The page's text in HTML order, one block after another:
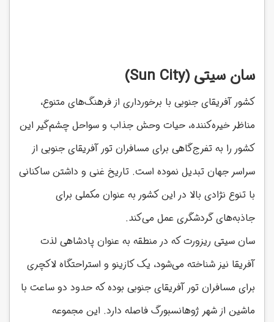
سان سیتی (Sun City)
کشور آفریقای جنوبی با برخورداری از فرهنگ‌های متنوع،
مناظر خیره‌کننده، حیات وحش جذاب و سواحل چشم‌گیر این
کشور را به تفرج‌گاهی برای مسافران تور آفریقای جنوبی از
سراسر جهان تبدیل نموده است. تاریخ غنی و داشتن ساکنانی
با تنوع نژادی بالا در این کشور به عنوان مکملی برای
جاذبه‌های گردشگری عمل می‌کند.
سان سیتی ریزورت که در منطقه به عنوان پادشاهی لذت
آفریقا نیز شناخته می‌شود، یک کازینو و استراحتگاه لاکچری
برای مسافران تور آفریقای جنوبی بوده که حدود دو ساعت با
ماشین از شهر ژوهانسبورگ فاصله دارد. این مجموعه